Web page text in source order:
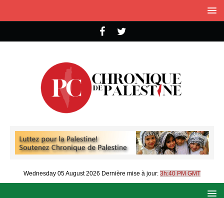
Wednesday 05 August 2026 Dernière mise à jour: 3h:40 PM GMT